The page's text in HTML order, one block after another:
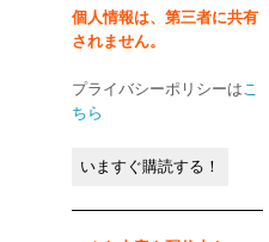
い
*
個人情報は、第三者に共有
されません。
プライバシーポリシーはこ
ちら